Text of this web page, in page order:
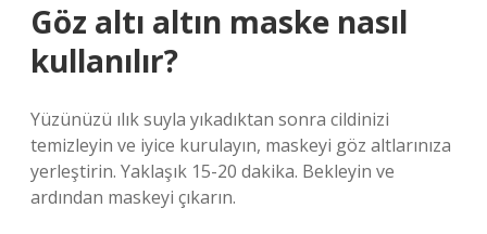
Göz altı altın maske nasıl
kullanılır?
Yüzünüzü ılık suyla yıkadıktan sonra cildinizi
temizleyin ve iyice kurulayın, maskeyi göz altlarınıza
yerleştirin. Yaklaşık 15-20 dakika. Bekleyin ve
ardından maskeyi çıkarın.